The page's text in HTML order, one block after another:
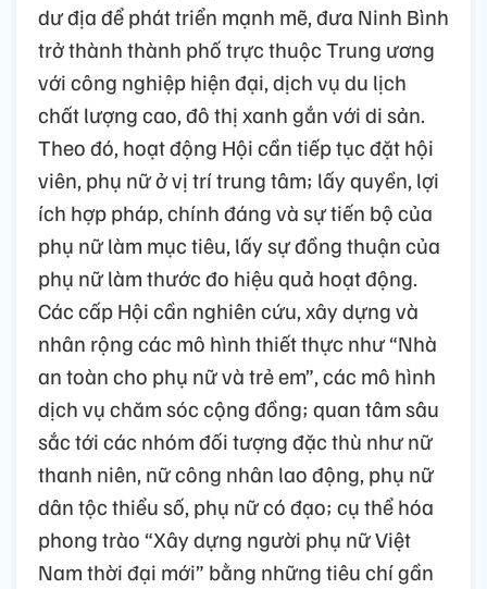
dư địa để phát triển mạnh mẽ, đưa Ninh Bình
trở thành thành phố trực thuộc Trung ương
với công nghiệp hiện đại, dịch vụ du lịch
chất lượng cao, đô thị xanh gắn với di sản.
Theo đó, hoạt động Hội cần tiếp tục đặt hội
viên, phụ nữ ở vị trí trung tâm; lấy quyền, lợi
ích hợp pháp, chính đáng và sự tiến bộ của
phụ nữ làm mục tiêu, lấy sự đồng thuận của
phụ nữ làm thước đo hiệu quả hoạt động.
Các cấp Hội cần nghiên cứu, xây dựng và
nhân rộng các mô hình thiết thực như “Nhà
an toàn cho phụ nữ và trẻ em”, các mô hình
dịch vụ chăm sóc cộng đồng; quan tâm sâu
sắc tới các nhóm đối tượng đặc thù như nữ
thanh niên, nữ công nhân lao động, phụ nữ
dân tộc thiểu số, phụ nữ có đạo; cụ thể hóa
phong trào “Xây dựng người phụ nữ Việt
Nam thời đại mới” bằng những tiêu chí gần